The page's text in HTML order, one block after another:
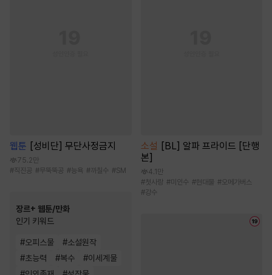
웹툰 [성비단] 무단사정금지
75.2만
#직진공 #무뚝뚝공 #능욕 #까칠수 #SM
장르+ 웹툰/만화
인기 키워드
#오피스물 #소설원작
#초능력 #복수 #이세계물
소설 [BL] 알파 프라이드 [단행
본]
4.1만
#첫사랑 #미인수 #현대물 #오메가버스
#강수